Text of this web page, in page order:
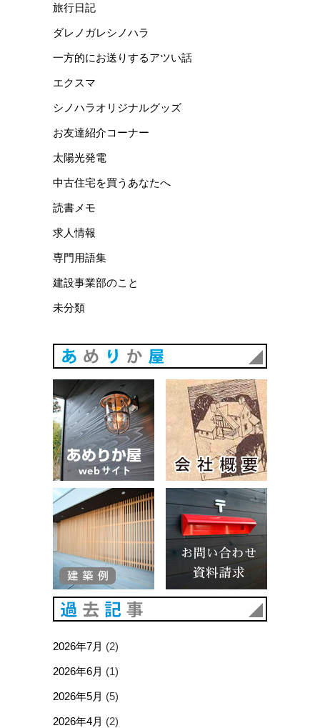
旅行日記
ダレノガレシノハラ
一方的にお送りするアツい話
エクスマ
シノハラオリジナルグッズ
お友達紹介コーナー
太陽光発電
中古住宅を買うあなたへ
読書メモ
求人情報
専門用語集
建設事業部のこと
未分類
あめりか屋WEBサイト
2026年7月 (2)
2026年6月 (1)
2026年5月 (5)
2026年4月 (2)